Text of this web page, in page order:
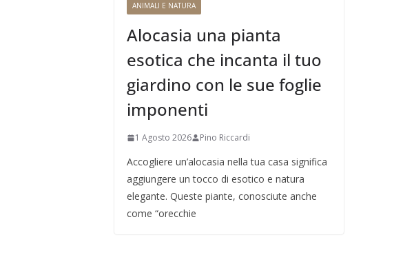
ANIMALI E NATURA
Alocasia una pianta
esotica che incanta il tuo
giardino con le sue foglie
imponenti
1 Agosto 2026 Pino Riccardi
Accogliere un’alocasia nella tua casa significa
aggiungere un tocco di esotico e natura
elegante. Queste piante, conosciute anche
come “orecchie